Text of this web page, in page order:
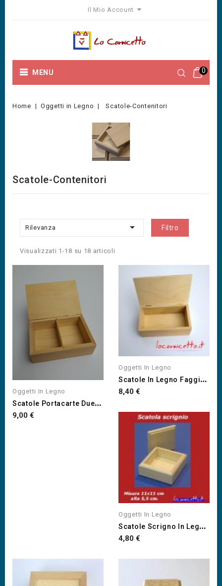
Il Mio Account
0
MENU
Home Oggetti in Legno Scatole-Contenitori
Scatole-Contenitori
Rilevanza  Filtro
Visualizzati 1-18 su 18 articoli
Oggetti In Legno
S
Catole Portacarte Due O...
Prezzo
9,00 €
Oggetti In Legno
S
Catole In Legno Faggio...
Prezzo
8,40 €
Oggetti In Legno
S
Catole Scrigno In Legno...
Prezzo
4,80 €